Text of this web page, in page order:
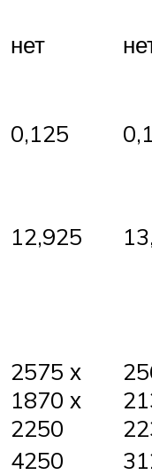
нет
0,125
12,925
2575 х
1870 х
2250
4250